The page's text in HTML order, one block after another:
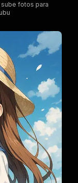
fotos para